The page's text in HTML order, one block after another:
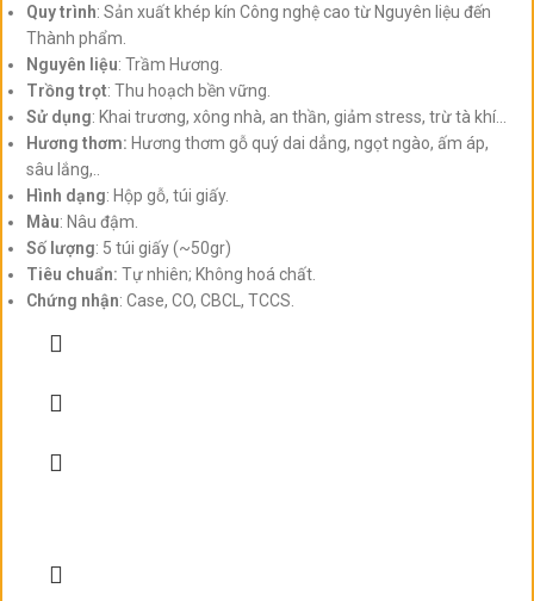
Quy trình: Sản xuất khép kín Công nghệ cao từ Nguyên liệu đến
Thành phẩm.
Nguyên liệu: Trầm Hương.
Trồng trọt: Thu hoạch bền vững.
Sử dụng: Khai trương, xông nhà, an thần, giảm stress, trừ tà khí...
Hương thơm: Hương thơm gỗ quý dai dẳng, ngọt ngào, ấm áp,
sâu lắng,..
Hình dạng: Hộp gỗ, túi giấy.
Màu: Nâu đậm.
Số lượng: 5 túi giấy (~50gr)
Tiêu chuẩn: Tự nhiên; Không hoá chất.
Chứng nhận: Case, CO, CBCL, TCCS.